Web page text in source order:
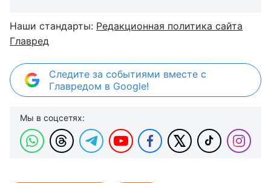
Наши стандарты: Редакционная политика сайта
Главред
Следите за событиями вместе с
Главредом в Google!
Мы в соцсетях: